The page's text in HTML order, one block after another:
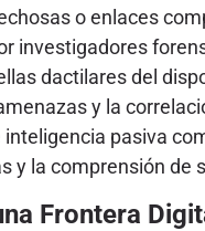
o enlaces
investigadores
dactilares del
y la
pasiva
la comprensión de
Frontera